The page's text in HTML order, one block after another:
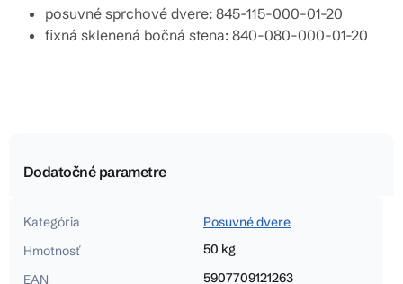
posuvné sprchové dvere: 845-115-000-01-20
fixná sklenená bočná stena: 840-080-000-01-20
Dodatočné parametre
Kategória
Posuvné dvere
Hmotnosť
50 kg
EAN
5907709121263